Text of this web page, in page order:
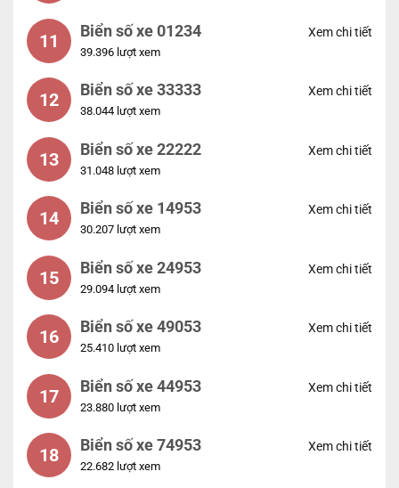
11 Biển số xe 01234
39.396 lượt xem
Xem chi tiết
12 Biển số xe 33333
38.044 lượt xem
Xem chi tiết
13 Biển số xe 22222
31.048 lượt xem
Xem chi tiết
14 Biển số xe 14953
30.207 lượt xem
Xem chi tiết
15 Biển số xe 24953
29.094 lượt xem
Xem chi tiết
16 Biển số xe 49053
25.410 lượt xem
Xem chi tiết
17 Biển số xe 44953
23.880 lượt xem
Xem chi tiết
18 Biển số xe 74953
22.682 lượt xem
Xem chi tiết